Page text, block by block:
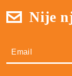
Nije